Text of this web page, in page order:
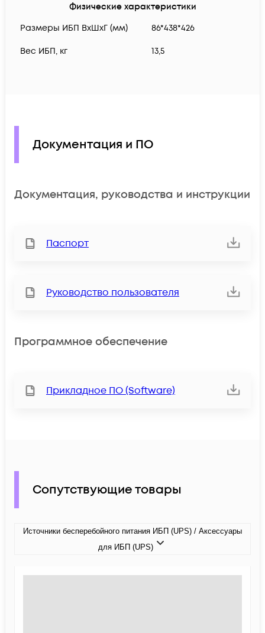
Физические характеристики
Размеры ИБП ВхШхГ (мм)
86*438*426
Вес ИБП, кг 13,5
Документация и ПО
Документация, руководства и инструкции
Паспорт
Руководство пользователя
Программное обеспечение
Прикладное ПО (Software)
Сопутствующие товары
Источники бесперебойного питания ИБП (UPS) / Аксессуары
для ИБП (UPS)